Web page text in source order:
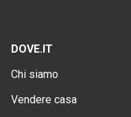
DOVE.IT
Chi siamo
Vendere casa